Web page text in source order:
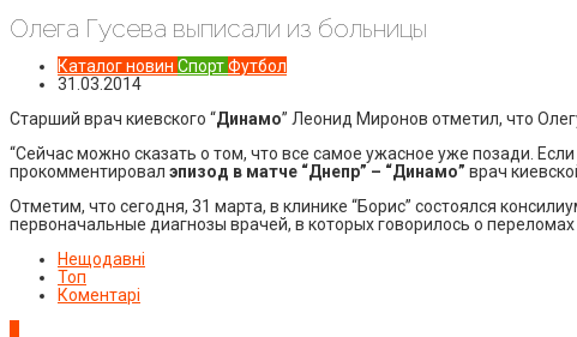
Олега Гусева выписали из больницы
Каталог новин СпортФутбол
31.03.2014
Старший врач киевского “Динамо” Леонид Миронов отметил, что
“Сейчас можно сказать о том, что все самое ужасное уже позади. Если
прокомментировал эпизод в матче “Днепр” – “Динамо” врач
Отметим, что сегодня, 31 марта, в клинике “Борис” состоялся
первоначальные диагнозы врачей, в которых говорилось о
Нещодавні
Топ
Коментарі